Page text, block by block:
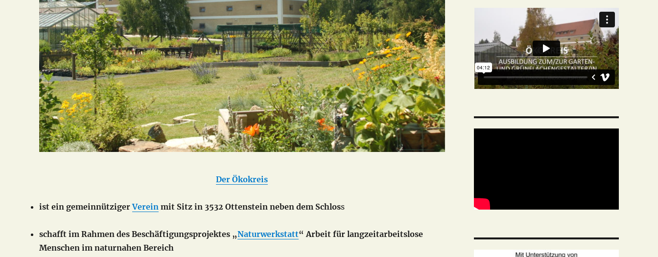
Der Ökokreis
ist ein gemeinnützigerVerein mit Sitz in 3532 Ottenstein neben dem Schloss
schafft im Rahmen des Beschäftigungsprojektes „Naturwerkstatt“ Arbeit für langzeitarbeitslose
Menschen im naturnahen Bereich